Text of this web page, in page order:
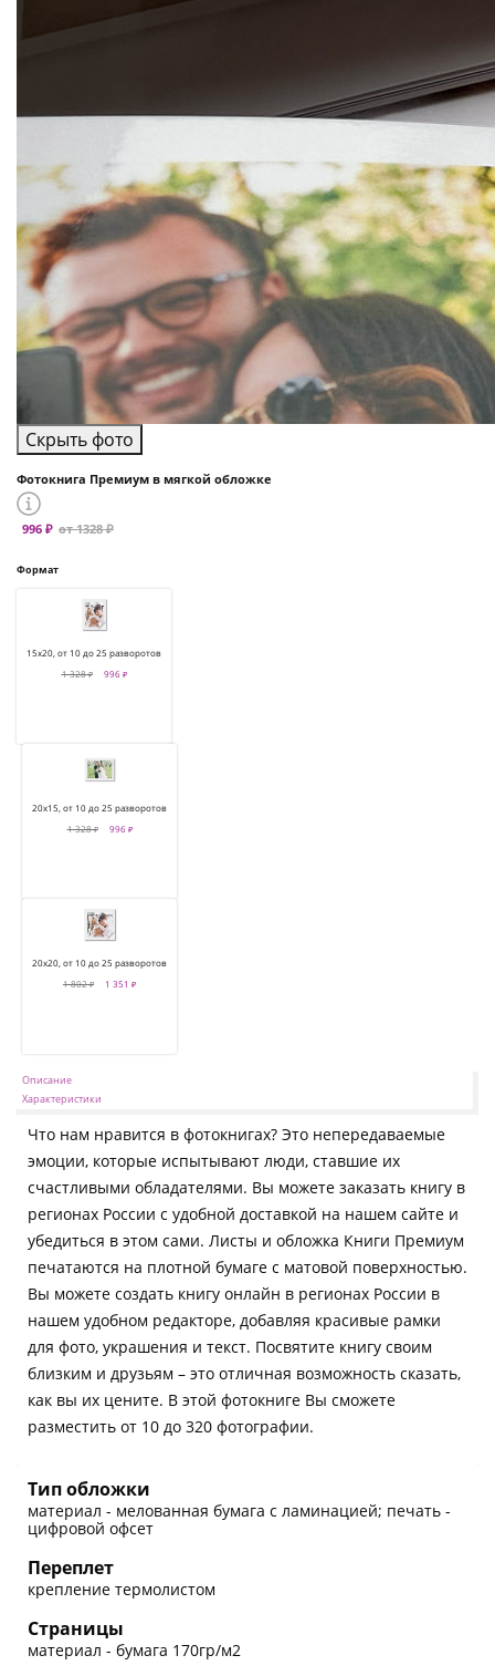
Скрыть фото
Фотокнига Премиум в мягкой обложке
996 ₽ от 1328 ₽
Формат
15х20, от 10 до 25 разворотов
1 328 ₽
996 ₽
20х15, от 10 до 25 разворотов
1 328 ₽
996 ₽
20х20, от 10 до 25 разворотов
1 802 ₽
1 351 ₽
Описание
Характеристики
Что нам нравится в фотокнигах? Это непередаваемые
эмоции, которые испытывают люди, ставшие их
счастливыми обладателями. Вы можете заказать книгу в
регионах России с удобной доставкой на нашем сайте и
убедиться в этом сами. Листы и обложка Книги Премиум
печатаются на плотной бумаге с матовой поверхностью.
Вы можете создать книгу онлайн в регионах России в
нашем удобном редакторе, добавляя красивые рамки
для фото, украшения и текст. Посвятите книгу своим
близким и друзьям – это отличная возможность сказать,
как вы их цените. В этой фотокниге Вы сможете
разместить от 10 до 320 фотографии.
Тип обложки
материал - мелованная бумага с ламинацией; печать -
цифровой офсет
Переплет
крепление термолистом
Страницы
материал - бумага 170гр/м2